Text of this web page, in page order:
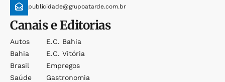
publicidade@grupoatarde.com.br
Canais e Editorias
Autos
Bahia
Brasil
Saúde
E.c. Bahia
E.c. Vitória
Empregos
Gastronomia